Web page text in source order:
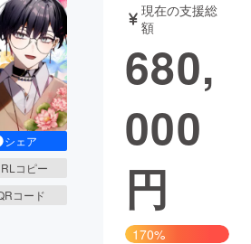
・ガジェット
書籍・雑誌
業 チャレンジ
地域活性化
CAMPFIRE Creation
シェア
コピー
コード
現在の支援総
額
680,
000
円
170%